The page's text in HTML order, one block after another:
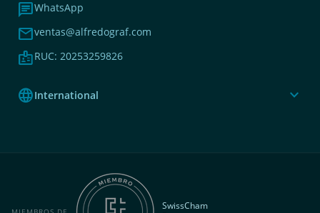
chatWhatsApp
mailventas@alfredograf.com
badgeRUC: 20253259826
languageInternational expand_more
SwissCham